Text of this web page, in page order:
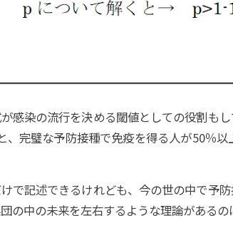
感染の流行を決める閾値としての役割も
、完璧な予防接種で免疫を得る人が50％
で記述できるけれども、今の世の中で予
の中の未来を左右するような理論があるの